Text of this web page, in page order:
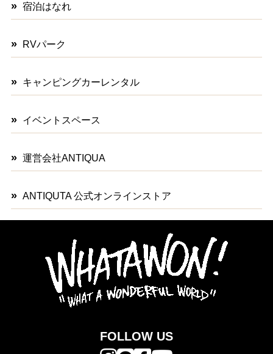
宿泊はなれ
RVパーク
キャンピングカーレンタル
イベントスペース
運営会社ANTIQUA
ANTIQUTA 公式オンラインストア
FOLLOW US